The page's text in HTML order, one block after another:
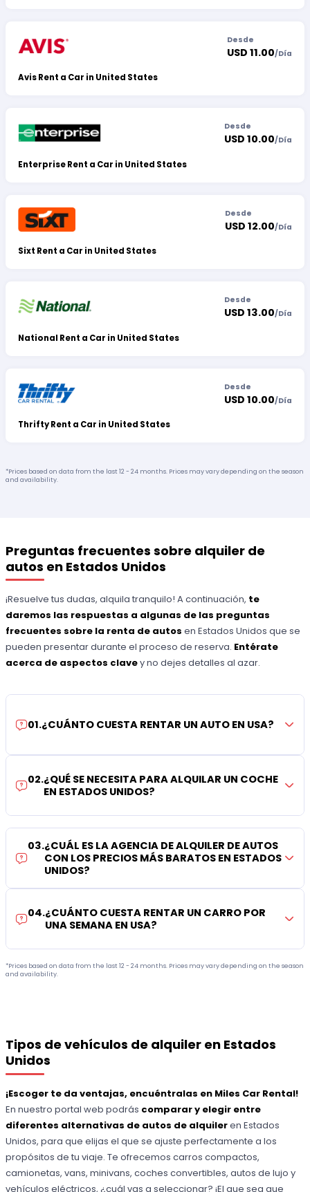
Avis Rent a Car in United States
Desde
USD 11.00/Día
Enterprise Rent a Car in United States
Desde
USD 10.00/Día
Sixt Rent a Car in United States
Desde
USD 12.00/Día
National Rent a Car in United States
Desde
USD 13.00/Día
Thrifty Rent a Car in United States
Desde
USD 10.00/Día
*Prices based on data from the last 12 - 24 months. Prices may vary depending on the season
and availability.
Preguntas frecuentes sobre alquiler de
autos en Estados Unidos
¡Resuelve tus dudas, alquila tranquilo! A continuación, te
daremos las respuestas a algunas de las preguntas
frecuentes sobre la renta de autos en Estados Unidos que se
pueden presentar durante el proceso de reserva. Entérate
acerca de aspectos clavey no dejes detalles al azar.
01.¿CUÁNTO CUESTA RENTAR UN AUTO EN USA?
02.¿QUÉ SE NECESITA PARA ALQUILAR UN COCHE
EN ESTADOS UNIDOS?
03.¿CUÁL ES LA AGENCIA DE ALQUILER DE AUTOS
CON LOS PRECIOS MÁS BARATOS EN ESTADOS
UNIDOS?
04.¿CUÁNTO CUESTA RENTAR UN CARRO POR
UNA SEMANA EN USA?
*Prices based on data from the last 12 - 24 months. Prices may vary depending on the season
and availability.
Tipos de vehículos de alquiler en Estados
Unidos
¡Escoger te da ventajas, encuéntralas en Miles Car Rental!
En nuestro portal web podrás comparar y elegir entre
diferentes alternativas de autos de alquileren Estados
Unidos, para que elijas el que se ajuste perfectamente a los
propósitos de tu viaje. Te ofrecemos carros compactos,
camionetas, vans, minivans, coches convertibles, autos de lujo y
vehículos eléctricos, ¿cuál vas a seleccionar? ¡El que sea que